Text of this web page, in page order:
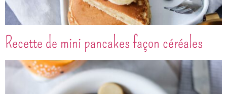
Recette de mini pancakes façon céréales